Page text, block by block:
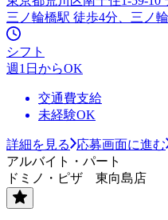
三ノ輪橋駅 徒歩4分、三ノ
シフト
週1日からOK
交通費支給
未経験OK
詳細を見る
応募画面に進む
アルバイト・パート
ドミノ・ピザ 東向島店